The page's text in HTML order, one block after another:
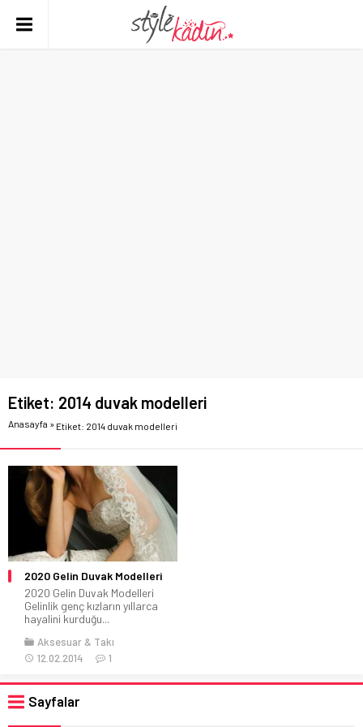
Etiket: 2014 duvak modelleri
Anasayfa » Etiket: 2014 duvak modelleri
2020 Gelin Duvak Modelleri
2020 Gelin Duvak Modelleri
Gelinlik genç kızların yıllarca
hayalini kurduğu...
Aksesuar & Takı
12.02.2014
1
Sayfalar